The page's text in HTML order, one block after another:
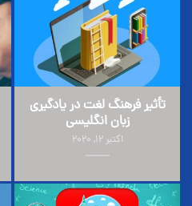
تأثیر فرهنگ لغت در یادگیری
زبان انگلیسی
اکتبر 12, 2020